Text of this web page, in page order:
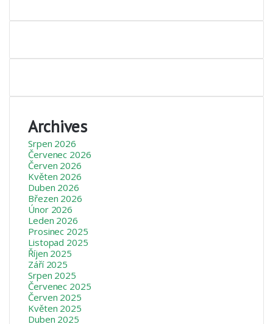
Archives
Srpen 2026
Červenec 2026
Červen 2026
Květen 2026
Duben 2026
Březen 2026
Únor 2026
Leden 2026
Prosinec 2025
Listopad 2025
Říjen 2025
Září 2025
Srpen 2025
Červenec 2025
Červen 2025
Květen 2025
Duben 2025